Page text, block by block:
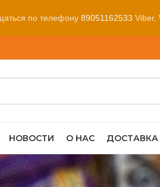
НОВОСТИ О НАС
по телефону 89051162533 Viber,